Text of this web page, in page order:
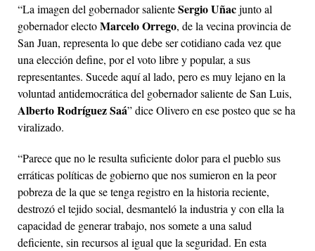
“La imagen del gobernador salienteSergio Uñacjunto al
gobernador electoMarcelo Orrego, de la vecina provincia de
San Juan, representa lo que debe ser cotidiano cada vez que
una elección define, por el voto libre y popular, a sus
representantes. Sucede aquí al lado, pero es muy lejano en la
voluntad antidemocrática del gobernador saliente de San Luis,
Alberto Rodríguez Saá” dice Olivero en ese posteo que se ha
viralizado.
“Parece que no le resulta suficiente dolor para el pueblo sus
erráticas políticas de gobierno que nos sumieron en la peor
pobreza de la que se tenga registro en la historia reciente,
destrozó el tejido social, desmanteló la industria y con ella la
capacidad de generar trabajo, nos somete a una salud
deficiente, sin recursos al igual que la seguridad. En esta